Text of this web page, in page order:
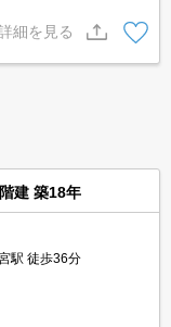
細を見る
建 築18年
駅 徒歩36分